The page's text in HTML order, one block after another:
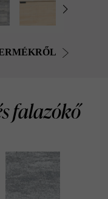
falazókő